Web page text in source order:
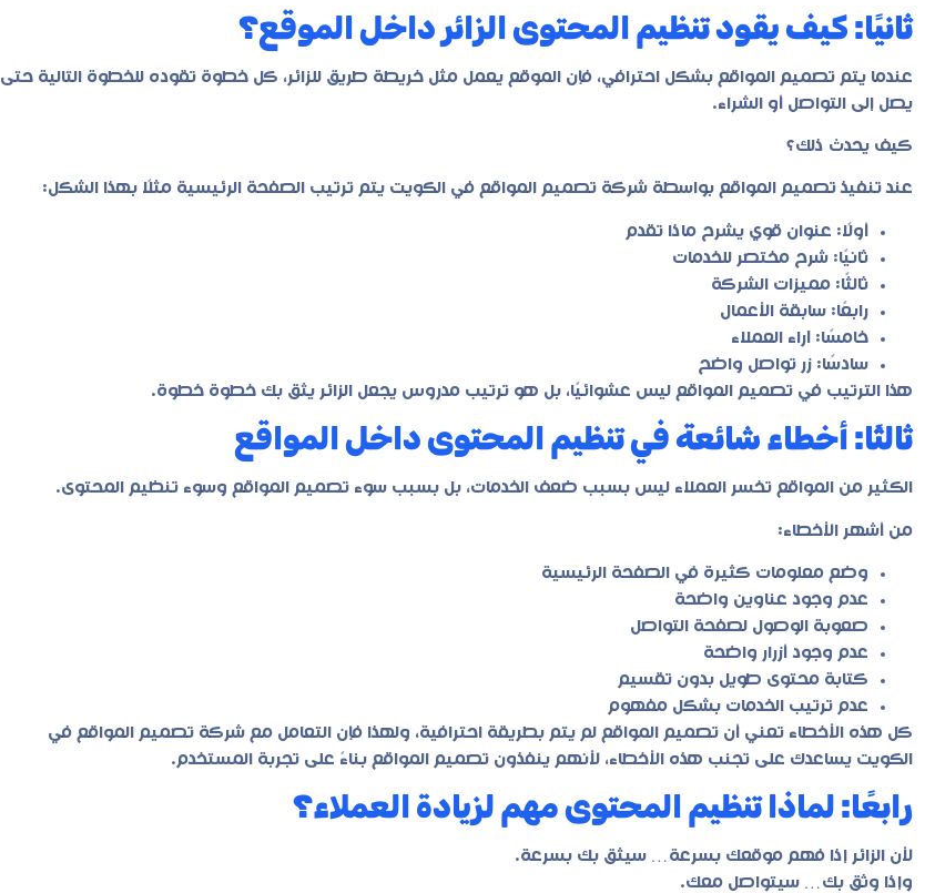
ثانيًا: كيف يقود تنظيم المحتوى الزائر داخل الموقع؟
عندما يتم تصميم المواقع بشكل احترافي، فإن الموقع يعمل مثل خريطة طريق للزائر، كل خطوة تقوده للخطوة التالية حتى
يصل إلى التواصل أو الشراء.
كيف يحدث ذلك؟
عند تنفيذ تصميم المواقع بواسطة شركة تصميم المواقع في الكويت يتم ترتيب الصفحة الرئيسية مثلًا بهذا الشكل:
أولًا: عنوان قوي يشرح ماذا تقدم
ثانيًا: شرح مختصر للخدمات
ثالثًا: مميزات الشركة
رابعًا: سابقة الأعمال
خامسًا: آراء العملاء
سادسًا: زر تواصل واضح
هذا الترتيب في تصميم المواقع ليس عشوائيًا، بل هو ترتيب مدروس يجعل الزائر يثق بك خطوة خطوة.
ثالثًا: أخطاء شائعة في تنظيم المحتوى داخل المواقع
الكثير من المواقع تخسر العملاء ليس بسبب ضعف الخدمات، بل بسبب سوء تصميم المواقع وسوء تنظيم المحتوى.
من أشهر الأخطاء:
وضع معلومات كثيرة في الصفحة الرئيسية
عدم وجود عناوين واضحة
صعوبة الوصول لصفحة التواصل
عدم وجود أزرار واضحة
كتابة محتوى طويل بدون تقسيم
عدم ترتيب الخدمات بشكل مفهوم
كل هذه الأخطاء تعني أن تصميم المواقع لم يتم بطريقة احترافية، ولهذا فإن التعامل مع شركة تصميم المواقع في
الكويت يساعدك على تجنب هذه الأخطاء، لأنهم ينفذون تصميم المواقع بناءً على تجربة المستخدم.
رابعًا: لماذا تنظيم المحتوى مهم لزيادة العملاء؟
لأن الزائر إذا فهم موقعك بسرعة… سيثق بك بسرعة.
وإذا وثق بك… سيتواصل معك.